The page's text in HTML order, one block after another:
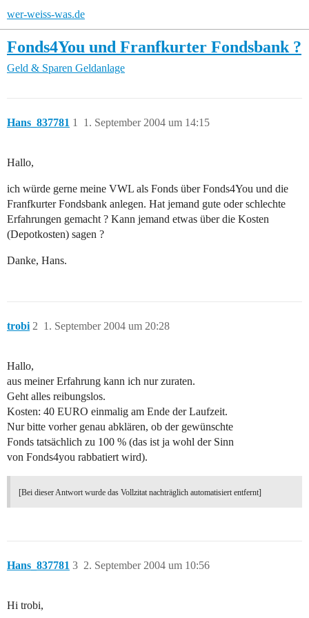
wer-weiss-was.de
Fonds4You und Franfkurter Fondsbank ?
Geld & Sparen Geldanlage
Hans_837781 1. September 2004 um 14:15
1
Hallo,
ich würde gerne meine VWL als Fonds über Fonds4You und die
Franfkurter Fondsbank anlegen. Hat jemand gute oder schlechte
Erfahrungen gemacht ? Kann jemand etwas über die Kosten
(Depotkosten) sagen ?
Danke, Hans.
trobi 1. September 2004 um 20:28
2
Hallo,
aus meiner Erfahrung kann ich nur zuraten.
Geht alles reibungslos.
Kosten: 40 EURO einmalig am Ende der Laufzeit.
Nur bitte vorher genau abklären, ob der gewünschte
Fonds tatsächlich zu 100 % (das ist ja wohl der Sinn
von Fonds4you rabbatiert wird).
[Bei dieser Antwort wurde das Vollzitat nachträglich automatisiert entfernt]
Hans_837781 2. September 2004 um 10:56
3
Hi trobi,